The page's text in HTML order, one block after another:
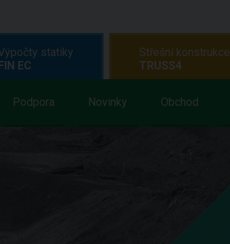
Podpora Novinky Obchod
statiky
EC
Střešní konstrukce
TRUSS4